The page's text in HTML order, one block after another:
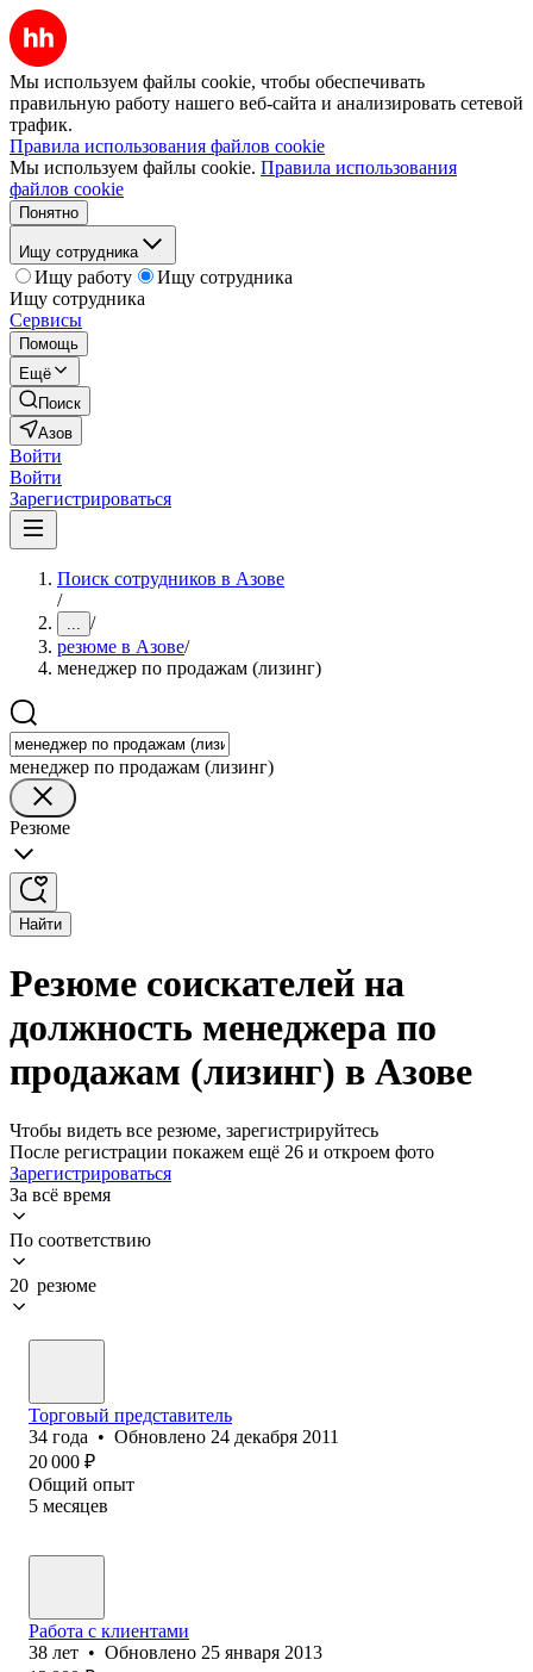
Мы используем файлы cookie, чтобы обеспечивать
правильную работу нашего веб-сайта и анализировать сетевой
трафик.
Правила использования файлов cookie
Мы используем файлы cookie. Правила использования
файлов cookie
Понятно
Ищу сотрудника
Ищу работу
Ищу сотрудника
Ищу сотрудника
Сервисы
Помощь
Ещё
Поиск
Азов
Войти
Войти
Зарегистрироваться
Поиск сотрудников в Азове
/
... /
резюме в Азове/
менеджер по продажам (лизинг)
менеджер по продажам (лизинг)
Резюме
Найти
Резюме соискателей на
должность менеджера по
продажам (лизинг) в Азове
Чтобы видеть все резюме, зарегистрируйтесь
После регистрации покажем ещё 26 и откроем фото
Зарегистрироваться
За всё время
По соответствию
20 резюме
Торговый представитель
34 года • Обновлено 24 декабря 2011
20 000 ₽
Общий опыт
5 месяцев
Работа с клиентами
38 лет • Обновлено 25 января 2013